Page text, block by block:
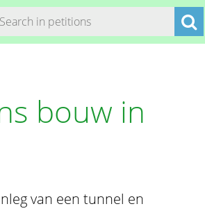
bouw in
van een tunnel en